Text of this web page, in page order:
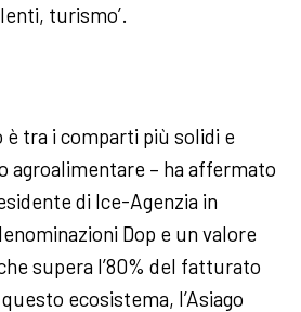
turismo’.
tra i comparti più solidi e
agroalimentare – ha affermato
di Ice-Agenzia in
Dop e un valore
supera l’80% del fatturato
ecosistema, l’Asiago